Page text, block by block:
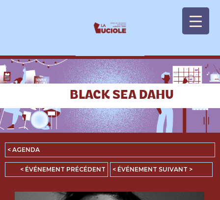
BLACK SEA DAHU
< AGENDA
< ÉVÉNEMENT PRÉCÉDENT < ÉVÉNEMENT SUIVANT >